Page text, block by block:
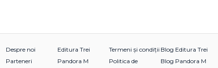
asupra importanţei literaturii în viaţa copiilor, şi timp de 25
multe despre autor pegregorymaguire.com .
Despre noi
Parteneri
Editura Trei
Pandora M
Termeni și condiții
Politica de
Blog Editura Trei
Blog Pandora M